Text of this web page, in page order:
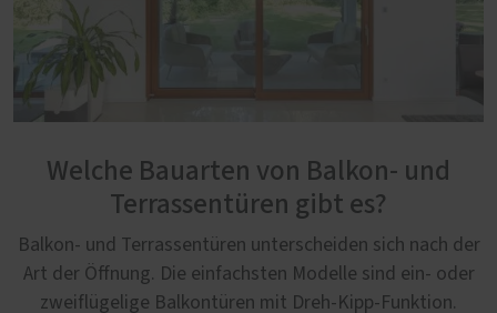
Welche Bauarten von Balkon- und
Terrassentüren gibt es?
Balkon- und Terrassentüren unterscheiden sich nach der
Art der Öffnung. Die einfachsten Modelle sind ein- oder
zweiflügelige Balkontüren mit Dreh-Kipp-Funktion.